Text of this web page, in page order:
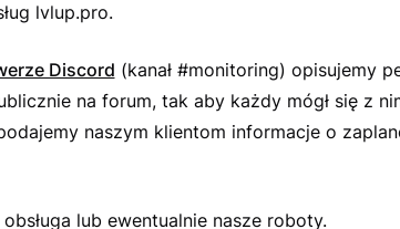
lvlup.pro.
Discord (kanał #monitoring) opisujemy
na forum, tak aby każdy mógł się z
naszym klientom informacje o
lub ewentualnie nasze roboty.